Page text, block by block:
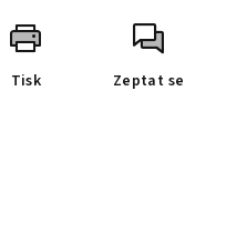
Tisk Zeptat se